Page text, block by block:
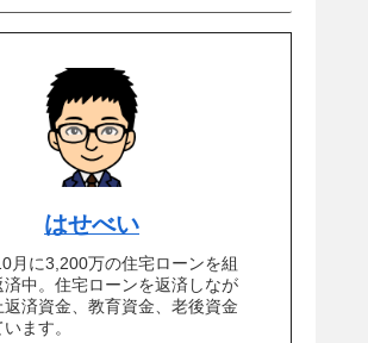
はせべい
月に3,200万の住宅ローンを組
済中。住宅ローンを返済しなが
返済資金、教育資金、老後資金
ます。